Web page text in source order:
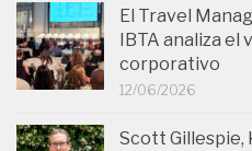
El Travel
IBTA analiza
corporativo
12/06/2026
Scott Gillespie,